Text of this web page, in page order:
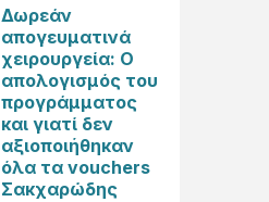
Δωρεάν
απογευματινά
χειρουργεία: Ο
απολογισμός του
προγράμματος
και γιατί δεν
αξιοποιήθηκαν
όλα τα vouchers
Σακχαρώδης